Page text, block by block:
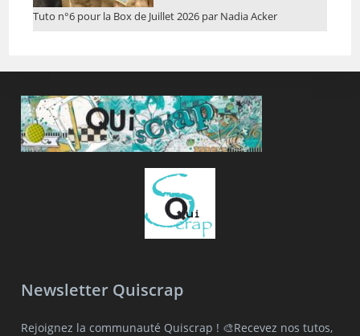
Tuto n°6 pour la Box de Juillet 2026 par Nadia Acker
Newsletter Quiscrap
Rejoignez la communauté Quiscrap ! 🎨Recevez nos tutos,